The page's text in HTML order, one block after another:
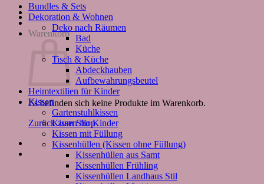
Warenkorb
Es befinden sich keine Produkte im Warenkorb.
Zurück zum Shop
Bundles & Sets
Dekoration & Wohnen
Deko nach Räumen
Bad
Küche
Tisch & Küche
Abdeckhauben
Aufbewahrungsbeutel
Heimtextilien für Kinder
Kissen
Gartenstuhlkissen
Kissen für Kinder
Kissen mit Füllung
Kissenhüllen (Kissen ohne Füllung)
Kissenhüllen aus Samt
Kissenhüllen Frühling
Kissenhüllen Landhaus Stil